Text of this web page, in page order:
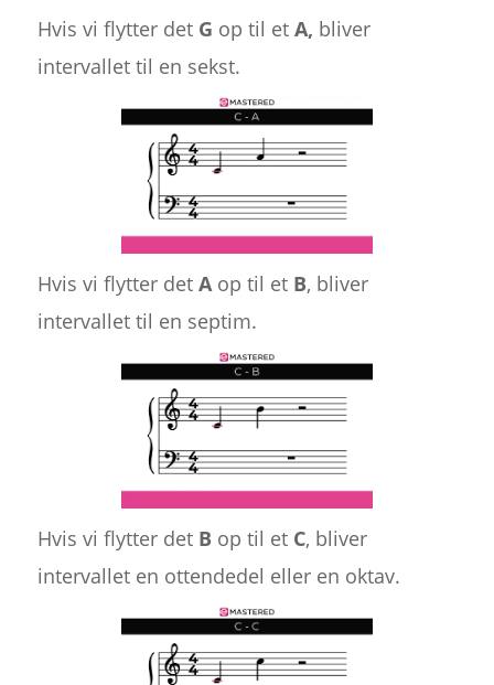
Hvis vi flytter det G op til et A, bliver
intervallet til en sekst.
Hvis vi flytter det Aop til et B, bliver
intervallet til en septim.
Hvis vi flytter det B op til et C, bliver
intervallet en ottendedel eller en oktav.